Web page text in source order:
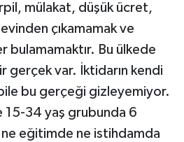
mülakat, düşük ücret,
çıkamamak ve
bulamamaktır. Bu ülkede
gerçek var. İktidarın kendi
bile bu gerçeği gizleyemiyor.
34 yaş grubunda 6
eğitimde ne istihdamda